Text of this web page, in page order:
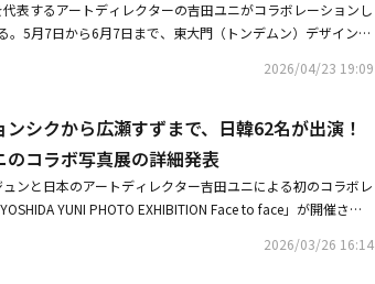
チョン・ジンマンへの執着がより強くなります。ジンマン
です」と語り、「あまりにも冷酷なので、今回もたくさん批
して笑いを誘った。クム・ヘナは「シーズン1では守るもの
も取得しましたし、ワイヤーアクションにも挑戦しました。
た」と強調した。キム・ミンも「シーズン2では、様々な場
コンドーやレスリング、ムエタイなど、格闘技を取り入れた
さらに増えると思います」と自信をのぞかせた。新たに加わ
ジア支部の傭兵チーム長Q役を演じる。また、映画「ドライ
か 【ストーリー】成功したオタク（推しに近づき、特別な関
「APPELLO」に就職。しかし夢に見たファン生活とは裏腹
藤、そして予測不能な三角関係を描く、賑やかなラブコメデ
CORPORATION■関連サイトU-NEXT公式サイト
タイリッシュなアクション、謎めいた叔父とショッピングモ
して巧妙に張り巡らされた伏線がパズルのように爽快に回収
聴者を熱狂させた。シーズン2では、日本から岡田将生と玄
かつてないほど増し、ジアンは過酷な戦いの中で自らの運命
少女は、数々の試練を経て、やがて自らの意志で戦うことと
そして命を懸けた壮絶なバトルの先に待ち受けるものとは。
ション演出と、緻密に練り上げられたサスペンスで世界を魅
キービジュアルと本予告編が到着した予告編では、「今から
表するアートディレクターの吉田ユニがコラボレーションし
。5月7日から6月7日まで、東大門（トンデムン）デザインプ
だ。なお、本展示の収益金は小児患者の治療支援のために寄付
での1ヶ月間、麻布台ヒルズギャラリーで行われる。参加
いる。韓国からは、コ・ヒョンジョン、キム・ダミ、キム・
デ、キム・ヘジュンをはじめ、パク・ソンフン、パク・ジ
ョンシク、ビョン・ウソク、ソ・イングク、ソ・ジソブ、ソ
ン・ウンジン、ヤン・セジョン、オク・テギョン、ウ・ドフ
イ・ユミ、イ・ジェウク、イ・ジュノ、イ・ジヌク、イ・ヒ
2026/04/23 19:09
シクから広瀬すずまで、日韓62名が出演！
コラボ写真展の詳細発表
ンと日本のアートディレクター吉田ユニによる初のコラボレ
YUNI PHOTO EXHIBITION Face to face」が開催され
、キム・ヨンジュンのレンズと吉田ユニのディレクションの
2026/03/26 16:14